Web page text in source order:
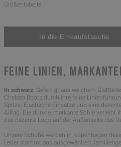
Größentabelle
FEINE LINIEN,
In schwarz. Gefertigt aus weichem
Chelsea Boots durch ihre feine
Spitze. Elastische Einsätze und eine
Alltag. Die dunkle, markante Sohle verleiht
das dezente Logo auf der Außenseite das
Unsere Schuhe werden in Kopenhagen
Leder stammt aus ausgewählten,